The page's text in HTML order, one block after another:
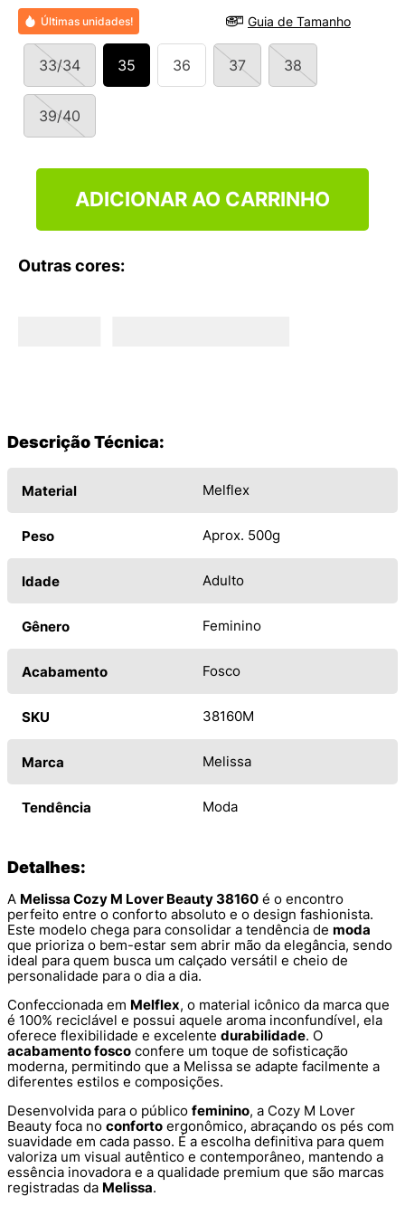
Últimas unidades! Guia de Tamanho
33/34 35 36 37 38
39/40
ADICIONAR AO CARRINHO
Outras cores:
Descrição Técnica:
Material Melflex
Peso Aprox. 500g
Idade Adulto
Gênero Feminino
Acabamento Fosco
SKU 38160M
Marca Melissa
Tendência Moda
Detalhes:
A Melissa Cozy M Lover Beauty 38160 é o encontro
perfeito entre o conforto absoluto e o design fashionista.
Este modelo chega para consolidar a tendência de moda
que prioriza o bem-estar sem abrir mão da elegância, sendo
ideal para quem busca um calçado versátil e cheio de
personalidade para o dia a dia.
Confeccionada em Melflex, o material icônico da marca que
é 100% reciclável e possui aquele aroma inconfundível, ela
oferece flexibilidade e excelente durabilidade. O
acabamento fosco confere um toque de sofisticação
moderna, permitindo que a Melissa se adapte facilmente a
diferentes estilos e composições.
Desenvolvida para o público feminino, a Cozy M Lover
Beauty foca no conforto ergonômico, abraçando os pés com
suavidade em cada passo. É a escolha definitiva para quem
valoriza um visual autêntico e contemporâneo, mantendo a
essência inovadora e a qualidade premium que são marcas
registradas da Melissa.
9º
NEW 530
10º VANS TÊNIS VANS ULTRARANGE